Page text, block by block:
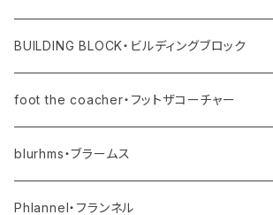
リング
ユニセックス・メンズ
レディス
ユニセックス・メンズ
その他
シューズ
BUILDING BLOCK・ビルディングブロック
バッグ
その他
foot the coacher・フットザコーチャー
blurhms・ブラームス
アウター
Phlannel・フランネル